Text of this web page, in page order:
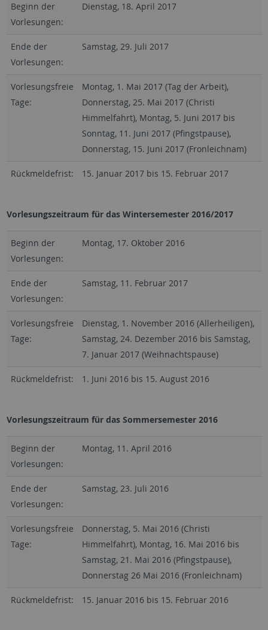
Beginn der
Vorlesungen:
Dienstag, 18. April 2017
Ende der
Vorlesungen:
Samstag, 29. Juli 2017
Vorlesungsfreie
Tage:
Montag, 1. Mai 2017 (Tag der Arbeit),
Donnerstag, 25. Mai 2017 (Christi
Himmelfahrt), Montag, 5. Juni 2017 bis
Sonntag, 11. Juni 2017 (Pfingstpause),
Donnerstag, 15. Juni 2017 (Fronleichnam)
Rückmeldefrist: 15. Januar 2017 bis 15. Februar 2017
Vorlesungszeitraum für das Wintersemester 2016/2017
Beginn der
Vorlesungen:
Montag, 17. Oktober 2016
Ende der
Vorlesungen:
Samstag, 11. Februar 2017
Vorlesungsfreie
Tage:
Dienstag, 1. November 2016 (Allerheiligen),
Samstag, 24. Dezember 2016 bis Samstag,
7. Januar 2017 (Weihnachtspause)
Rückmeldefrist: 1. Juni 2016 bis 15. August 2016
Vorlesungszeitraum für das Sommersemester 2016
Beginn der
Vorlesungen:
Montag, 11. April 2016
Ende der
Vorlesungen:
Samstag, 23. Juli 2016
Vorlesungsfreie
Tage:
Donnerstag, 5. Mai 2016 (Christi
Himmelfahrt), Montag, 16. Mai 2016 bis
Samstag, 21. Mai 2016 (Pfingstpause),
Donnerstag 26 Mai 2016 (Fronleichnam)
Rückmeldefrist: 15. Januar 2016 bis 15. Februar 2016